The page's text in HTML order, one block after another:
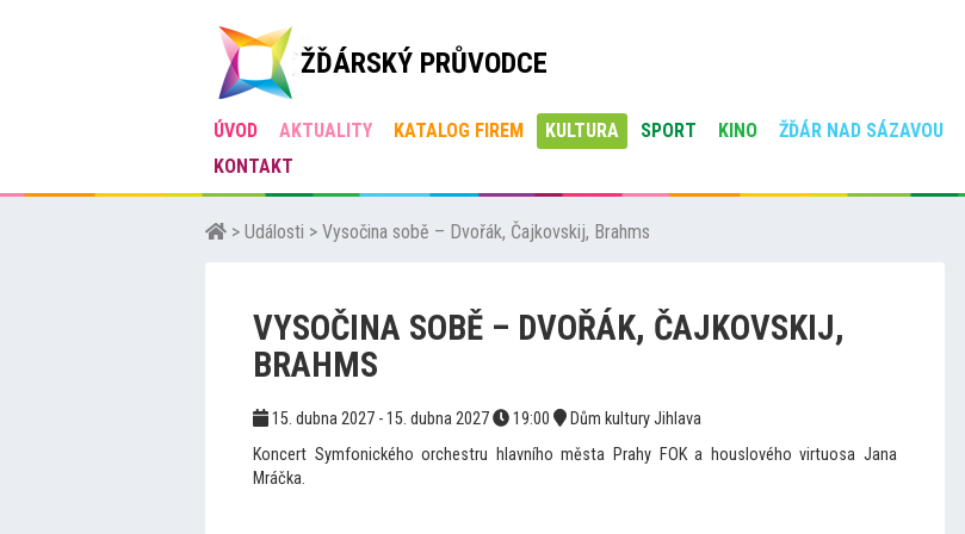
ŽĎÁRSKÝ PRŮVODCE
ÚVOD AKTUALITY KATALOG FIREM KULTURA SPORT KINO ŽĎÁR NAD SÁZAVOU
KONTAKT
> Události > Vysočina sobě – Dvořák, Čajkovskij, Brahms
VYSOČINA SOBĚ – DVOŘÁK, ČAJKOVSKIJ,
BRAHMS
15. dubna 2027 - 15. dubna 2027 19:00
Dům kultury Jihlava
Koncert Symfonického orchestru hlavního města Prahy FOK a houslového virtuosa Jana
Mráčka.